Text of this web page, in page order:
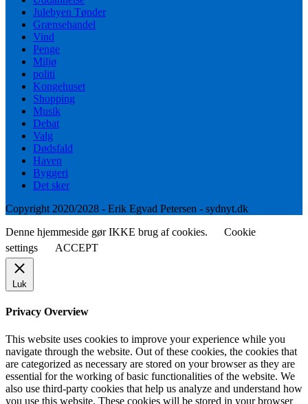
Julebyen Tønder
Grænsehandel
Vind
Penge
Miljø
politi
Kongehuset
Shopping
Musik
Debat
Valg
Dødsfald
Haven
Byggeri
Det sker
Copyright 2020/2028 - Erik Egvad Petersen - sydnyt.dk
Denne hjemmeside gør IKKE brug af cookies.
Cookie
settings
ACCEPT
Luk
Privacy Overview
This website uses cookies to improve your experience while you
navigate through the website. Out of these cookies, the cookies that
are categorized as necessary are stored on your browser as they are
essential for the working of basic functionalities of the website. We
also use third-party cookies that help us analyze and understand how
you use this website. These cookies will be stored in your browser